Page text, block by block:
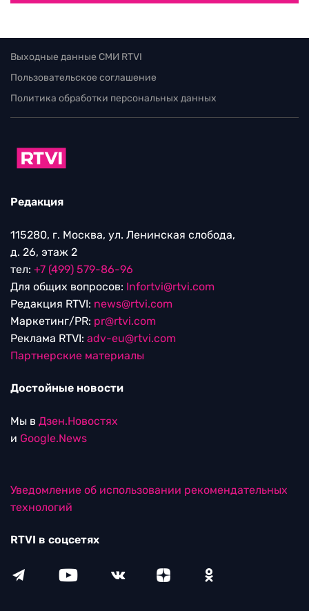
Выходные данные СМИ RTVI
Пользовательское соглашение
Политика обработки персональных данных
Редакция
115280, г. Москва, ул. Ленинская слобода,
д. 26, этаж 2
тел: +7 (499) 579-86-96
Для общих вопросов: Infortvi@rtvi.com
Редакция RTVI: news@rtvi.com
Маркетинг/PR: pr@rtvi.com
Реклама RTVI: adv-eu@rtvi.com
Партнерские материалы
Достойные новости
Мы в Дзен.Новостях
и Google.News
Уведомление об использовании рекомендательных
технологий
RTVI в соцсетях